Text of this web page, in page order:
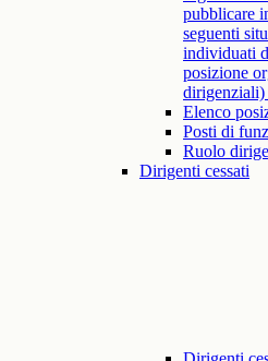
pubblicare
seguenti
individuati
posizione
dirigenziali)
Elenco
Posti di
Ruolo
Dirigenti cessati